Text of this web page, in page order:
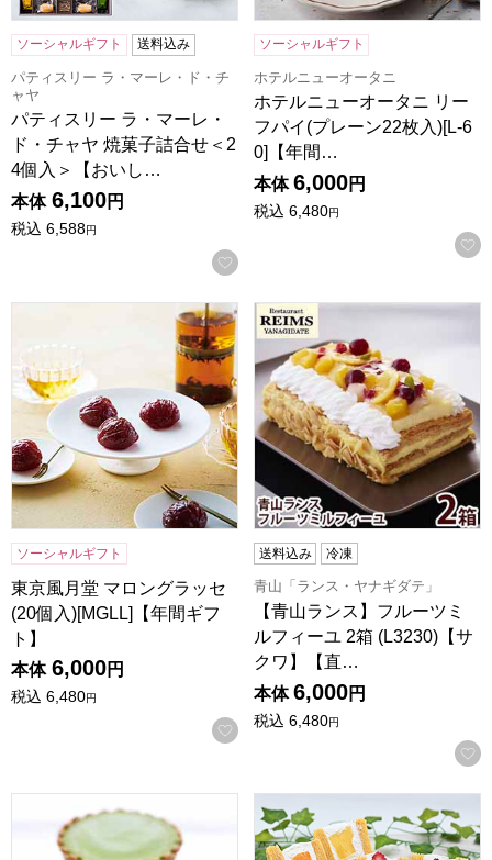
ソーシャルギフト 送料込み
パティスリー ラ・マーレ・ド・チ
ャヤ
パティスリー ラ・マーレ・
ド・チャヤ 焼菓子詰合せ＜2
4個入＞【おいし…
本体 6,100円
税込 6,588円
お気に入りに登録する
ソーシャルギフト
ホテルニューオータニ
ホテルニューオータニ リー
フパイ(プレーン22枚入)[L-6
0]【年間…
本体 6,000円
税込 6,480円
東京風月堂 マロングラッセ(20個入)[MGLL]【年間ギフト】
ソーシャルギフト
東京風月堂 マロングラッセ
(20個入)[MGLL]【年間ギフ
ト】
本体 6,000円
税込 6,480円
お気に入りに登録する
【青山ランス】フルーツミ
送料込み 冷凍
青山「ランス・ヤナギダテ」
【青山ランス】フルーツミ
ルフィーユ 2箱 (L3230)【サ
クワ】【直…
本体 6,000円
税込 6,480円
京都宇治 茶游堂 抹茶チーズケーキ 10個入【年間ギフト】
旬果バウムサンド フルーツ